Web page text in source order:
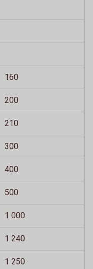
160
200
210
300
400
500
1 000
1 240
1 250